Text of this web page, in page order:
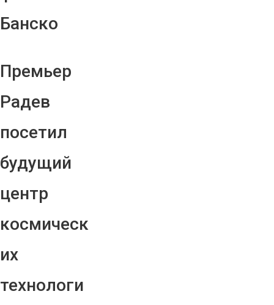
Банско
Премьер
Радев
посетил
будущий
центр
космическ
их
технологи